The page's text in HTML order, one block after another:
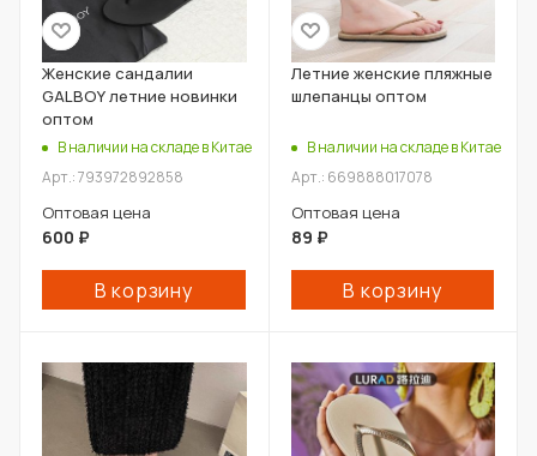
Женские сандалии
GALBOY летние новинки
оптом
В наличии на складе в Китае
Арт.: 793972892858
Оптовая цена
600 ₽
В корзину
Летние женские пляжные
шлепанцы оптом
В наличии на складе в Китае
Арт.: 669888017078
Оптовая цена
89 ₽
В корзину